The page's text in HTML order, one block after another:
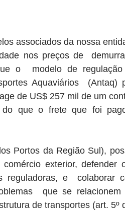
associados da nossa
nos preços de
o  modelo de
Aquaviários  (Antaq)
de US$ 257 mil de um
que o frete que foi
Portos da Região Sul),
exterior, defender
reguladoras, e  colaborar
que se
de transportes (art. 5º